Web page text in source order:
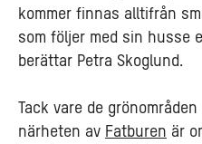
kommer finnas alltifrån
som följer med sin husse
berättar Petra Skoglund.
Tack vare de
närheten av Fatburen är